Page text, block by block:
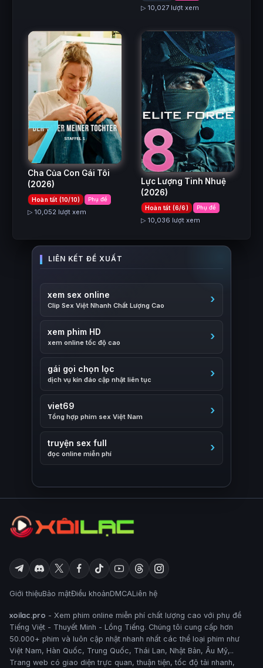
▷ 10,027 lượt xem
7
Cha Của Con Gái Tôi
(2026)
Hoàn tất (10/10) Phụ đề
▷ 10,052 lượt xem
8
Lực Lượng Tinh Nhuệ
(2026)
Hoàn tất (6/6) Phụ đề
▷ 10,036 lượt xem
xem sex online
Clip Sex Việt Nhanh Chất Lượng Cao
xem phim HD
xem online tốc độ cao
gái gọi chọn lọc
dịch vụ kín đáo cập nhật liên tục
viet69
Tổng hợp phim sex Việt Nam
truyện sex full
đọc online miễn phí
Giới thiệuBảo mậtĐiều khoảnDMCALiên hệ
xoilac.pro - Xem phim online miễn phí chất lượng cao với phụ đề
Tiếng Việt - Thuyết Minh - Lồng Tiếng. Chúng tôi cung cấp hơn
50.000+ phim và luôn cập nhật nhanh nhất các thể loại phim như
Việt Nam, Hàn Quốc, Trung Quốc, Thái Lan, Nhật Bản, Âu Mỹ,..
Trang web có giao diện trực quan, thuận tiện, tốc độ tải nhanh,